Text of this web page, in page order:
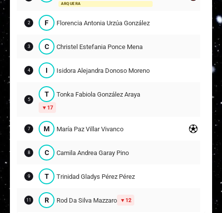
ARQUERA
2 F Florencia Antonia Urzúa González
3 C Christel Estefania Ponce Mena
4 I Isidora Alejandra Donoso Moreno
5
T Tonka Fabiola González Araya
17
7 M María Paz Villar Vivanco
8 C Camila Andrea Garay Pino
9 T Trinidad Gladys Pérez Pérez
11 R Rod Da Silva Mazzaro 12